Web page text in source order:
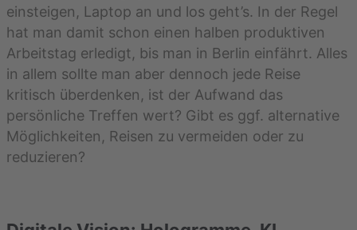
einsteigen, Laptop an und los geht’s. In der Regel
hat man damit schon einen halben produktiven
Arbeitstag erledigt, bis man in Berlin einfährt. Alles
in allem sollte man aber dennoch jede Reise
kritisch überdenken, ist der Aufwand das
persönliche Treffen wert? Gibt es ggf. alternative
Möglichkeiten, Reisen zu vermeiden oder zu
reduzieren?